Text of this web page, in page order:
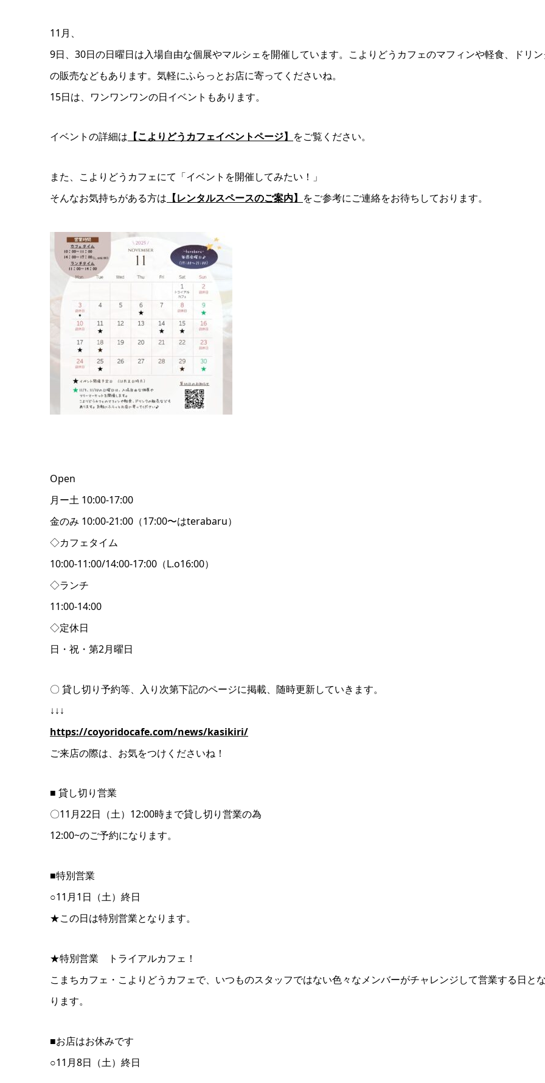
11月、
9日、30日の日曜日は入場自由な個展やマルシェを開催しています。こよりどうカフェのマフィンや軽食、ドリ
の販売などもあります。気軽にふらっとお店に寄ってくださいね。
15日は、ワンワンワンの日イベントもあります。
イベントの詳細は 【こよりどうカフェイベントページ】 をご覧ください。
また、こよりどうカフェにて「イベントを開催してみたい！」
そんなお気持ちがある方は 【レンタルスペースのご案内】 をご参考にご連絡をお待ちしております。
Open
月ー土 10:00-17:00
金のみ 10:00-21:00（17:00〜はterabaru）
◇カフェタイム
10:00-11:00/14:00-17:00（L.o16:00）
◇ランチ
11:00-14:00
◇定休日
日・祝・第2月曜日
〇 貸し切り予約等、入り次第下記のページに掲載、随時更新していきます。
↓↓↓
https://coyoridocafe.com/news/kasikiri/
ご来店の際は、お気をつけくださいね！
■ 貸し切り営業
〇11月22日（土）12:00時まで貸し切り営業の為
12:00~のご予約になります。
■特別営業
○11月1日（土）終日
★この日は特別営業となります。
★特別営業 トライアルカフェ！
こまちカフェ・こよりどうカフェで、いつものスタッフではない色々なメンバーがチャレンジして営業する日と
ります。
■お店はお休みです
○11月8日（土）終日